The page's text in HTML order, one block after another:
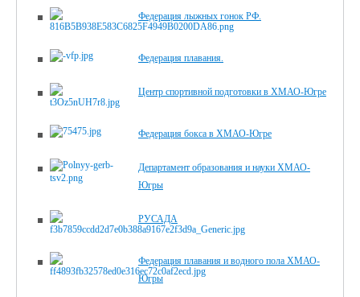
Федерация лыжных гонок РФ.
Федерация плавания.
Центр спортивной подготовки в ХМАО-Югре
Федерация бокса в ХМАО-Югре
Департамент образования и науки ХМАО-
Югры
РУСАДА
Федерация плавания и водного пола ХМАО-
Югры